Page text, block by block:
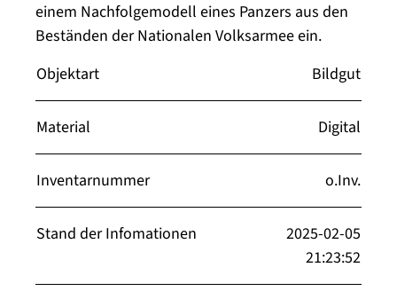
einem Nachfolgemodell eines Panzers aus den
Beständen der Nationalen Volksarmee ein.
Objektart
Bildgut
Material Digital
Inventarnummer o.Inv.
Stand der Infomationen
2025-02-05
21:23:52